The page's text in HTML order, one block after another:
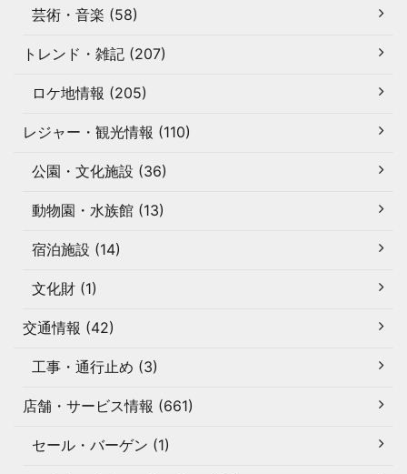
芸術・音楽 (58)
トレンド・雑記 (207)
ロケ地情報 (205)
レジャー・観光情報 (110)
公園・文化施設 (36)
動物園・水族館 (13)
宿泊施設 (14)
文化財 (1)
交通情報 (42)
工事・通行止め (3)
店舗・サービス情報 (661)
セール・バーゲン (1)